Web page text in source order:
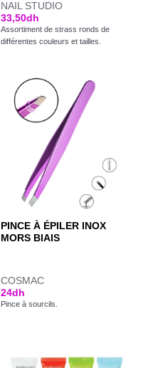
NAIL STUDIO
33,50dh
Assortiment de strass ronds de
différentes couleurs et tailles.
PINCE À ÉPILER INOX
MORS BIAIS
COSMAC
24dh
Pince à sourcils.